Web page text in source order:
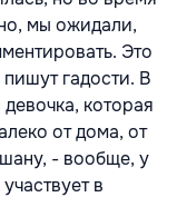
мы ожидали,
Это
гадости. В
которая
от дома, от
- вообще, у
в